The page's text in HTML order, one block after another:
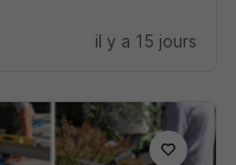
il y a 15 jours